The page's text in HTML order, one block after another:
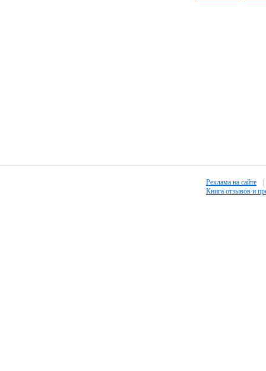
Реклама на сайте
Книга отзывов и